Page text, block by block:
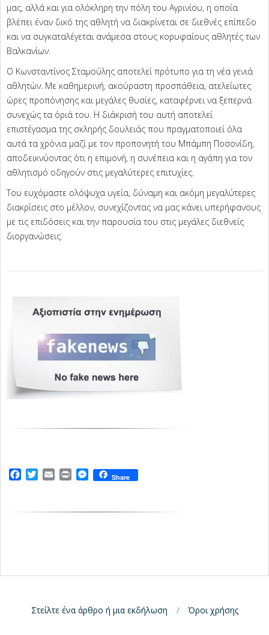
μας, αλλά και για ολόκληρη την πόλη του Αγρινίου, η οποία
βλέπει έναν δικό της αθλητή να διακρίνεται σε διεθνές επίπεδο
και να συγκαταλέγεται ανάμεσα στους κορυφαίους αθλητές των
Βαλκανίων.
Ο Κωνσταντίνος Σταμούλης αποτελεί πρότυπο για τη νέα γενιά
αθλητών. Με καθημερινή, ακούραστη προσπάθεια, ατελείωτες
ώρες προπόνησης και μεγάλες θυσίες, καταφέρνει να ξεπερνά
συνεχώς τα όριά του. Η διάκρισή του αυτή αποτελεί
επιστέγασμα της σκληρής δουλειάς που πραγματοποιεί όλα
αυτά τα χρόνια μαζί με τον προπονητή του Μπάμπη Ποσονίδη,
αποδεικνύοντας ότι η επιμονή, η συνέπεια και η αγάπη για τον
αθλητισμό οδηγούν στις μεγαλύτερες επιτυχίες.
Του ευχόμαστε ολόψυχα υγεία, δύναμη και ακόμη μεγαλύτερες
διακρίσεις στο μέλλον, συνεχίζοντας να μας κάνει υπερήφανους
με τις επιδόσεις και την παρουσία του στις μεγάλες διεθνείς
διοργανώσεις.
Facebook
TwitterEmailPrintMessenger
Share
Στείλτε ένα άρθρο ή μια εκδήλωση Όροι χρήσης